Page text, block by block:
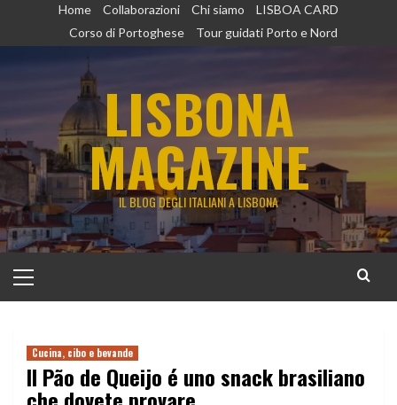
Home Collaborazioni Chi siamo
LISBOA CARD
Corso di Portoghese
Tour guidati Porto e Nord
LISBONA
MAGAZINE
IL BLOG DEGLI ITALIANI A LISBONA
principale
Cucina, cibo e bevande
Il Pão de Queijo é uno snack brasiliano